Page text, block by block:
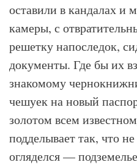
оставили в кандалах и
камеры, с
решетку напоследок,
документы. Где бы их
знакомому
чешуек на новый
золотом всем
подделывает так, что
огляделся —